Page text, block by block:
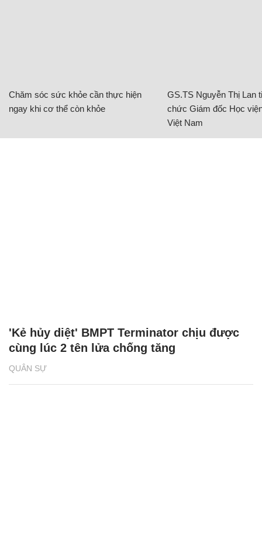
Chăm sóc sức khỏe cần thực hiện
ngay khi cơ thể còn khỏe
GS.TS Nguyễn Thị Lan
chức Giám đốc Học
Việt Nam
QUÂN SỰ
'Kẻ hủy diệt' BMPT Terminator chịu được
cùng lúc 2 tên lửa chống tăng